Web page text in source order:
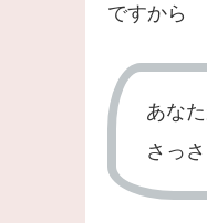
ですから
あな
さっ